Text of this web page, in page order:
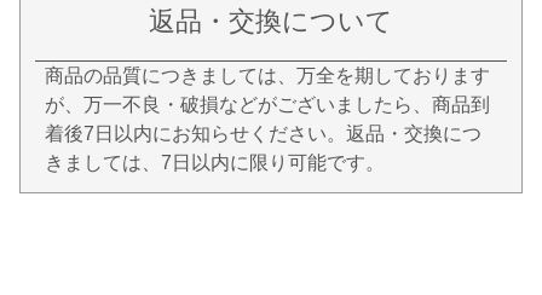
返品・交換について
商品の品質につきましては、万全を期しております
が、万一不良・破損などがございましたら、商品到
着後7日以内にお知らせください。返品・交換につ
きましては、7日以内に限り可能です。